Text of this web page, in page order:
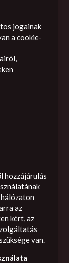
jogainak
a cookie-
hozzájárulás
az
kért, az
van.